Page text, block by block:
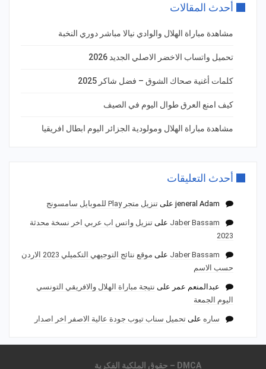
أحدث المقالات
مشاهدة مباراة الهلال والوادي نيالا مباشر دوري النخبة
تحميل واتساب الاخضر الاصلي الجديد 2026
كلمات أغنية صحاك الشوق – فضل شاكر 2025
كيف امنع العرق طوال اليوم في الصيف
مشاهدة مباراة الهلال ومولودية الجزائر اليوم ابطال افريقيا
أحدث التعليقات
jeneral Adam على تنزيل متجر Play للموبايل سامسونج
Jaber Bassam على تنزيل واتس اب عربي اخر نسخة محدثة
2023
Jaber Bassam على
موقع نتائج التوجيهي التكميلي 2023 الاردن
حسب الاسم
عبدالمنعم عمر على نتيجة مباراة الهلال والافريقي التونسي
اليوم الجمعة
ساره على تحميل سناب تيوب جودة عالية الاصفر اخر اصدار
DMCA – حقوق الملكية الفكرية